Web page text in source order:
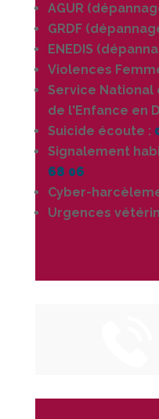
AGUR
GRDF
ENEDIS
Violences
Service National
de l'Enfance en
Suicide écoute :
Signalement
68 06
Cyber-
Urgences